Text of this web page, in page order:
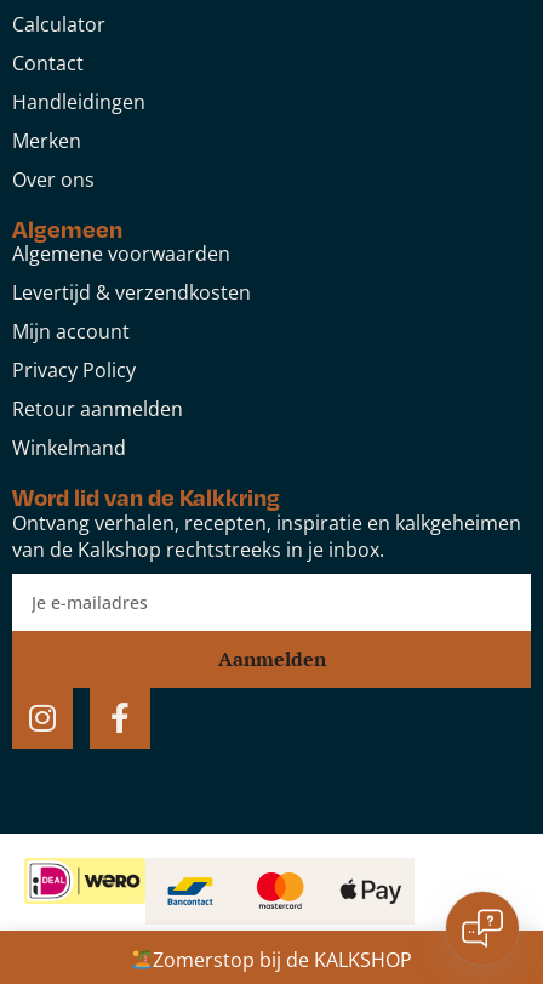
Calculator
Contact
Handleidingen
Merken
Over ons
Algemeen
Algemene voorwaarden
Levertijd & verzendkosten
Mijn account
Privacy Policy
Retour aanmelden
Winkelmand
Word lid van de Kalkkring
Ontvang verhalen, recepten, inspiratie en kalkgeheimen
van de Kalkshop rechtstreeks in je inbox.
Aanmelden
Website door:Studio Speel
Zomerstop bij de KALKSHOP